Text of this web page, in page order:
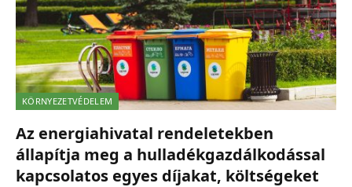
KÖRNYEZETVÉDELEM
Az energiahivatal rendeletekben
állapítja meg a hulladékgazdálkodással
kapcsolatos egyes díjakat, költségeket